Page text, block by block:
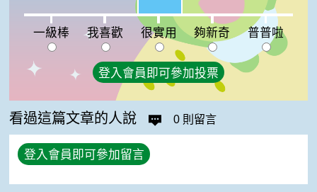
一級棒:0% 我喜歡:0% 夠新奇:0%普普啦:0%
一級棒 我喜歡 很實用 夠新奇 普普啦
登入會員即可參加投票
看過這篇文章的人說 0 則留言
登入會員即可參加留言